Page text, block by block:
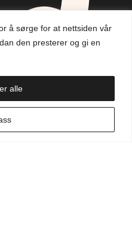
å sørge for at nettsiden vår
den presterer og gi en
alle